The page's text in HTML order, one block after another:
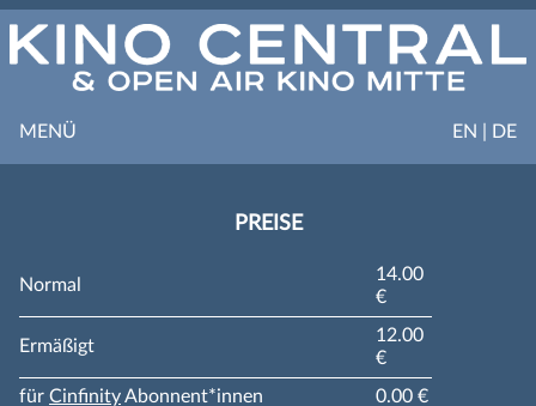
EN | DE
MENÜ
PREISE
Normal
14.00
€
Ermäßigt
12.00
€
für CinfinityAbonnent*innen
0.00 €